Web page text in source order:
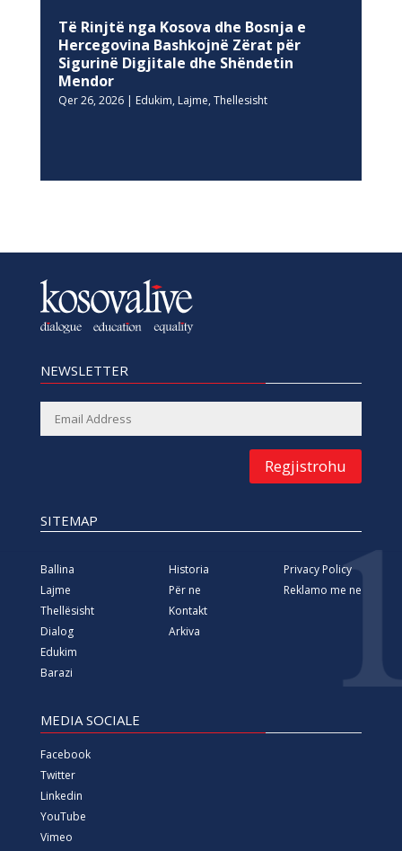
Të Rinjtë nga Kosova dhe Bosnja e
Hercegovina Bashkojnë Zërat për
Sigurinë Digjitale dhe Shëndetin
Mendor
Qer 26, 2026| Edukim, Lajme, Thellesisht
NEWSLETTER
Regjistrohu
SITEMAP
Ballina
Lajme
Thellësisht
Dialog
Edukim
Barazi
Historia
Për ne
Kontakt
Arkiva
Privacy Policy
Reklamo me ne
MEDIA SOCIALE
Facebook
Twitter
Linkedin
YouTube
Vimeo